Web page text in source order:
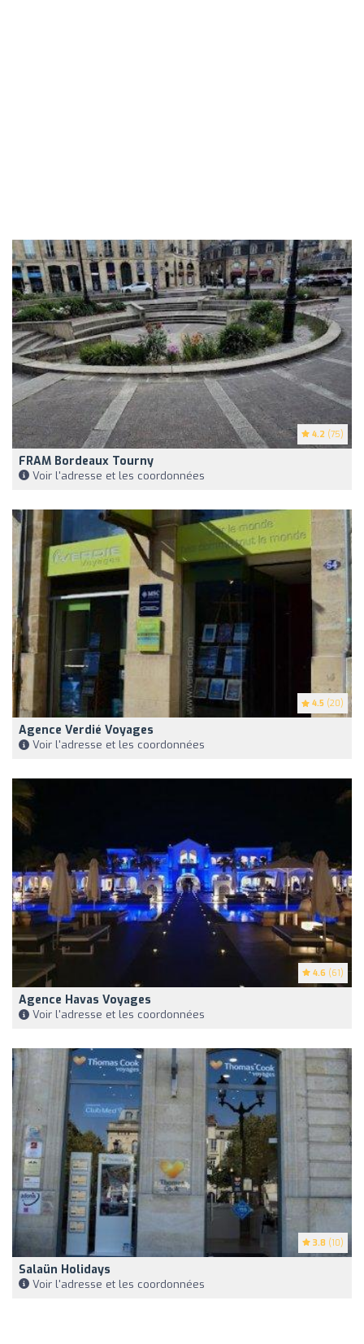
4.2 (75)
FRAM Bordeaux Tourny
Voir l'adresse et les coordonnées
4.5 (20)
Agence Verdié Voyages
Voir l'adresse et les coordonnées
4.6 (61)
Agence Havas Voyages
Voir l'adresse et les coordonnées
3.8 (10)
Salaün Holidays
Voir l'adresse et les coordonnées